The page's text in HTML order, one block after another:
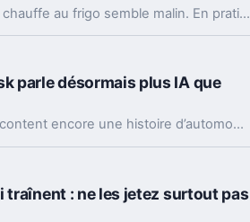
Mettre un téléphone qui chauffe au frigo semble malin. En pratique, la condensation et le choc thermique peuvent l’abîmer bien plus vite.
parle désormais plus IA que
Les résultats de Tesla racontent encore une histoire d’automobile. Les prises de parole d’Elon Musk, elles, regardent de plus en plus vers l’IA et les robots.
traînent : ne les jetez surtout pas